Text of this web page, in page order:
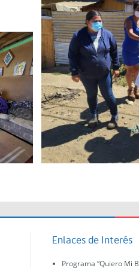
Enlaces de Interés
Programa “Quiero Mi